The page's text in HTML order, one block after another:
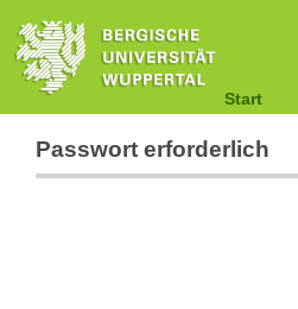
Start
Passwort erforderlich